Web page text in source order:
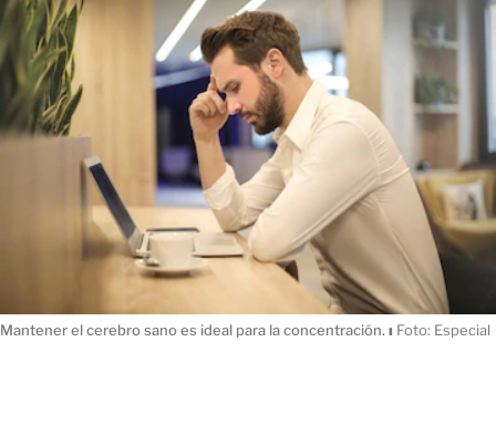
Mantener el cerebro sano es ideal para la concentración. ı Foto: Especial